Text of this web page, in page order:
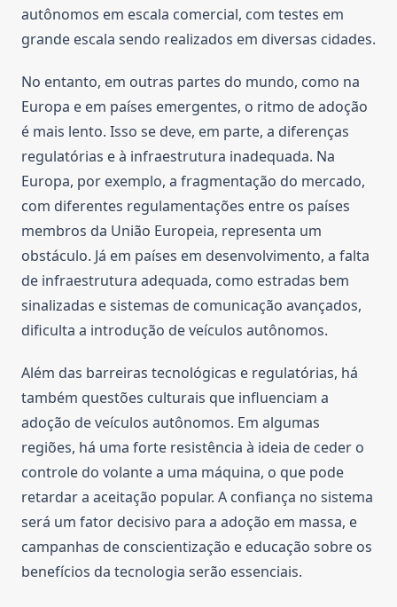
autônomos em escala comercial, com testes em
grande escala sendo realizados em diversas cidades.
No entanto, em outras partes do mundo, como na
Europa e em países emergentes, o ritmo de adoção
é mais lento. Isso se deve, em parte, a diferenças
regulatórias e à infraestrutura inadequada. Na
Europa, por exemplo, a fragmentação do mercado,
com diferentes regulamentações entre os países
membros da União Europeia, representa um
obstáculo. Já em países em desenvolvimento, a falta
de infraestrutura adequada, como estradas bem
sinalizadas e sistemas de comunicação avançados,
dificulta a introdução de veículos autônomos.
Além das barreiras tecnológicas e regulatórias, há
também questões culturais que influenciam a
adoção de veículos autônomos. Em algumas
regiões, há uma forte resistência à ideia de ceder o
controle do volante a uma máquina, o que pode
retardar a aceitação popular. A confiança no sistema
será um fator decisivo para a adoção em massa, e
campanhas de conscientização e educação sobre os
benefícios da tecnologia serão essenciais.